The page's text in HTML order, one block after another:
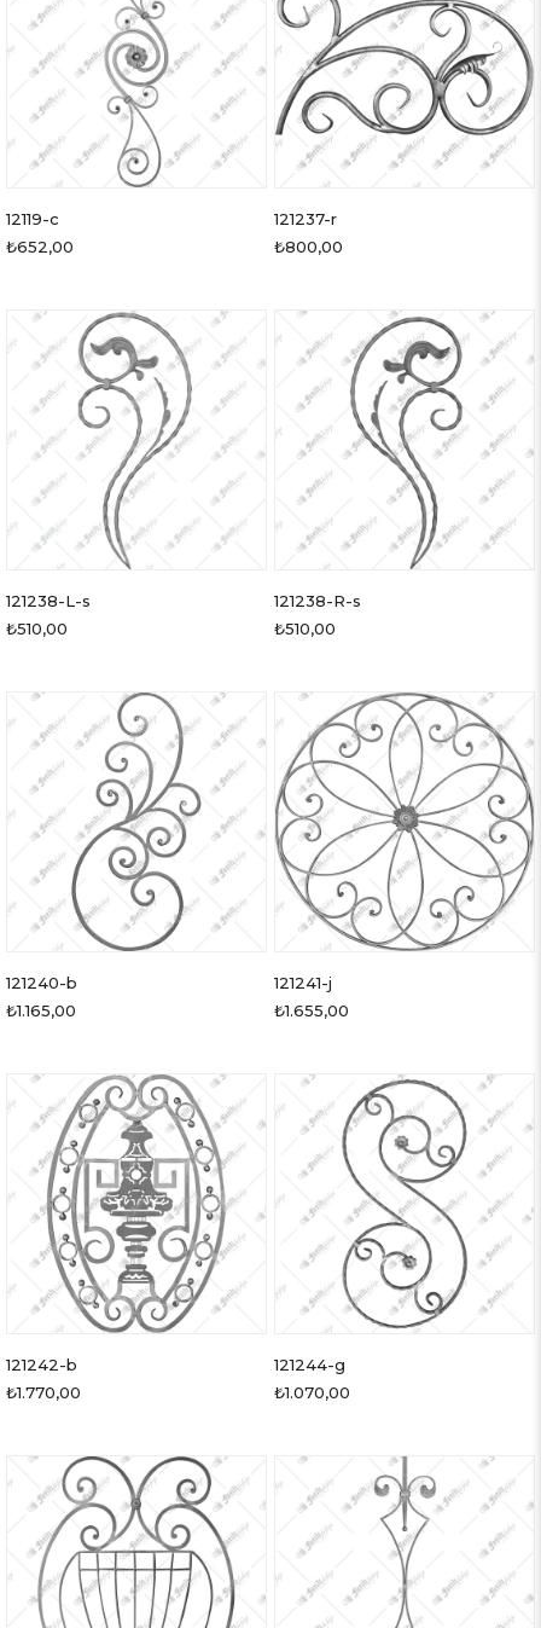
12119-c
₺652,00
121237-r
₺800,00
121238-L-s
₺510,00
121238-R-s
₺510,00
121240-b
₺1.165,00
121241-j
₺1.655,00
121242-b
₺1.770,00
121244-g
₺1.070,00